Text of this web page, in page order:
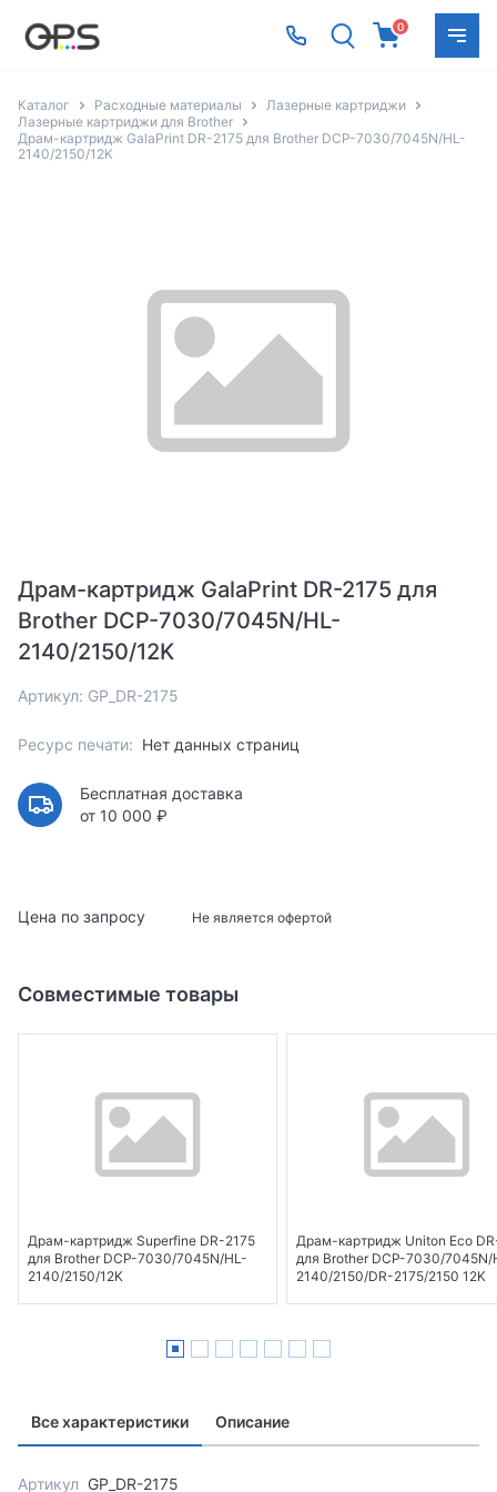
0
Каталог Расходные материалы
Лазерные картриджи
Лазерные картриджи для Brother
Драм-картридж GalaPrint DR-2175 для Brother DCP-7030/7045N/HL-
2140/2150/12K
Драм-картридж GalaPrint DR-2175 для
Brother DCP-7030/7045N/HL-
2140/2150/12K
Артикул: GP_DR-2175
Ресурс печати: Нет данных страниц
Бесплатная доставка
от 10 000 ₽
Цена по запросу Не является офертой
Совместимые товары
Драм-картридж Superfine DR-2175
для Brother DCP-7030/7045N/HL-
2140/2150/12K
Драм-картридж Uniton Eco
для Brother DCP-7030/7045N/
2140/2150/DR-2175/2150 12K
Все характеристики Описание
Артикул GP_DR-2175